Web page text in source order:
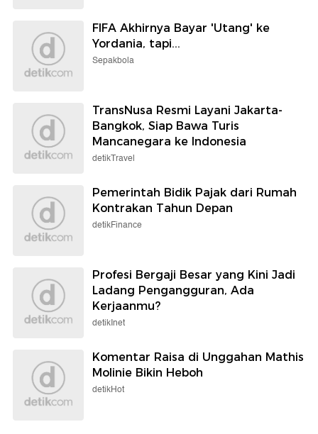
FIFA Akhirnya Bayar 'Utang' ke
Yordania, tapi...
Sepakbola
TransNusa Resmi Layani Jakarta-
Bangkok, Siap Bawa Turis
Mancanegara ke Indonesia
detikTravel
Pemerintah Bidik Pajak dari Rumah
Kontrakan Tahun Depan
detikFinance
Profesi Bergaji Besar yang Kini Jadi
Ladang Pengangguran, Ada
Kerjaanmu?
detikInet
Komentar Raisa di Unggahan Mathis
Molinie Bikin Heboh
detikHot